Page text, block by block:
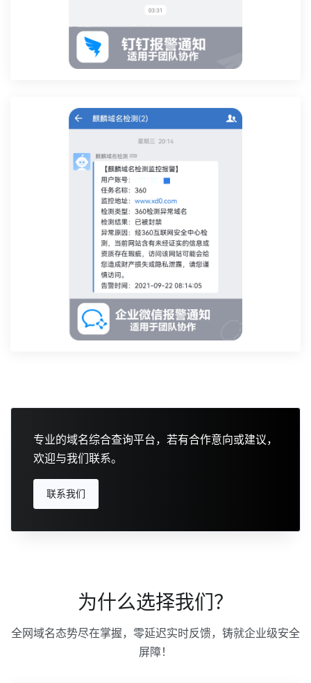
专业的域名综合查询平台，若有合作意向或建议，
欢迎与我们联系。
联系我们
为什么选择我们？
全网域名态势尽在掌握，零延迟实时反馈，铸就企业级安全
屏障！